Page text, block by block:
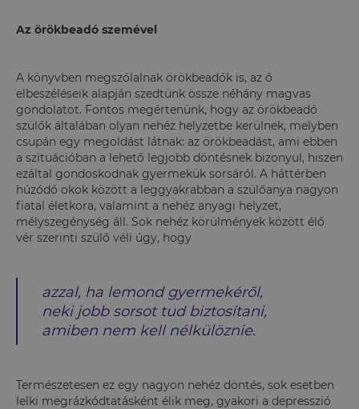
Az örökbeadó szemével
A könyvben megszólalnak örökbeadók is, az ő
elbeszéléseik alapján szedtünk össze néhány magvas
gondolatot. Fontos megértenünk, hogy az örökbeadó
szülők általában olyan nehéz helyzetbe kerülnek, melyben
csupán egy megoldást látnak: az örökbeadást, ami ebben
a szituációban a lehető legjobb döntésnek bizonyul, hiszen
ezáltal gondoskodnak gyermekük sorsáról. A háttérben
húzódó okok között a leggyakrabban a szülőanya nagyon
fiatal életkora, valamint a nehéz anyagi helyzet,
mélyszegénység áll. Sok nehéz körülmények között élő
vér szerinti szülő véli úgy, hogy
azzal, ha lemond gyermekéről,
neki jobb sorsot tud biztosítani,
amiben nem kell nélkülöznie.
Természetesen ez egy nagyon nehéz döntés, sok esetben
lelki megrázkódtatásként élik meg, gyakori a depresszió